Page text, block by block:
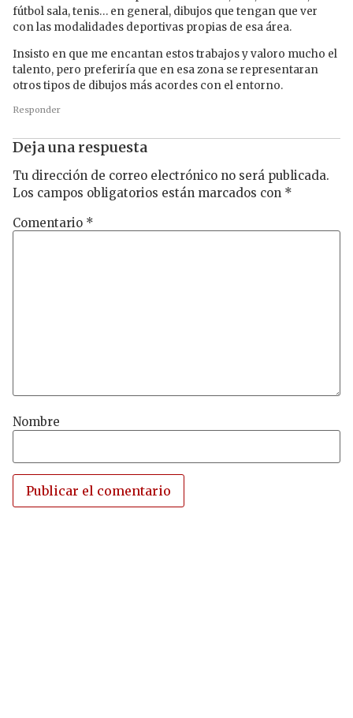
fútbol sala, tenis… en general, dibujos que tengan que ver
con las modalidades deportivas propias de esa área.
Insisto en que me encantan estos trabajos y valoro mucho el
talento, pero preferiría que en esa zona se representaran
otros tipos de dibujos más acordes con el entorno.
Responder
Deja una respuesta
Tu dirección de correo electrónico no será publicada.
Los campos obligatorios están marcados con *
Comentario *
Nombre